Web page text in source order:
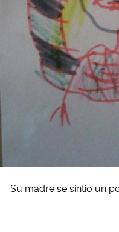
Su madre se sintió un